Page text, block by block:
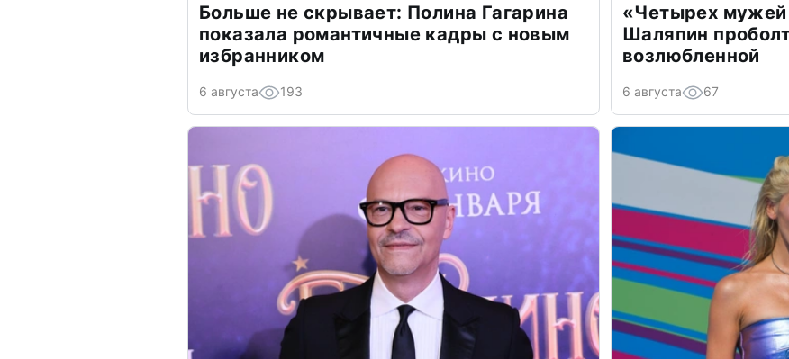
Больше не скрывает: Полина Гагарина
показала романтичные кадры с новым
избранником
6 августа 193
«Четырех мужей
Шаляпин
возлюбленной
6 августа 67